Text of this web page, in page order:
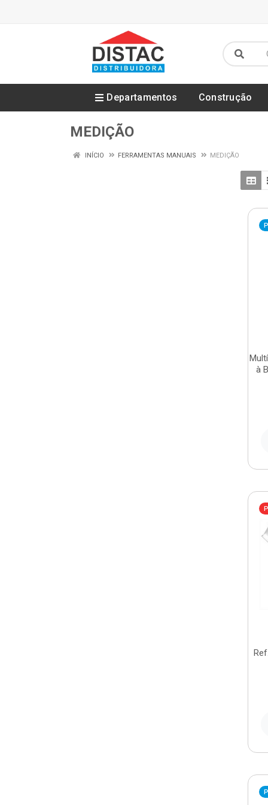
Departamentos Construção
MEDIÇÃO
INÍCIO FERRAMENTAS MANUAIS MEDIÇÃO
à